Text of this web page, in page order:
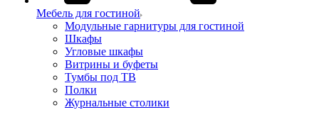
Мебель для гостиной
Модульные гарнитуры для гостиной
Шкафы
Угловые шкафы
Витрины и буфеты
Тумбы под ТВ
Полки
Журнальные столики